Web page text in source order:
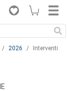
2026 Interventi